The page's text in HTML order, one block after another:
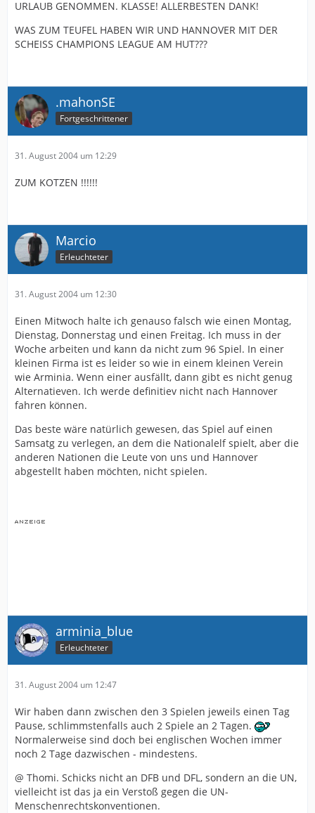
URLAUB GENOMMEN. KLASSE! ALLERBESTEN DANK!
WAS ZUM TEUFEL HABEN WIR UND HANNOVER MIT DER
SCHEISS CHAMPIONS LEAGUE AM HUT???
.mahonSE
Fortgeschrittener
31. August 2004 um 12:29
ZUM KOTZEN !!!!!!
Marcio
Erleuchteter
31. August 2004 um 12:30
Einen Mitwoch halte ich genauso falsch wie einen Montag,
Dienstag, Donnerstag und einen Freitag. Ich muss in der
Woche arbeiten und kann da nicht zum 96 Spiel. In einer
kleinen Firma ist es leider so wie in einem kleinen Verein
wie Arminia. Wenn einer ausfällt, dann gibt es nicht genug
Alternatieven. Ich werde definitiev nicht nach Hannover
fahren können.
Das beste wäre natürlich gewesen, das Spiel auf einen
Samsatg zu verlegen, an dem die Nationalelf spielt, aber die
anderen Nationen die Leute von uns und Hannover
abgestellt haben möchten, nicht spielen.
arminia_blue
Erleuchteter
31. August 2004 um 12:47
Wir haben dann zwischen den 3 Spielen jeweils einen Tag
Pause, schlimmstenfalls auch 2 Spiele an 2 Tagen.
Normalerweise sind doch bei englischen Wochen immer
noch 2 Tage dazwischen - mindestens.
@ Thomi. Schicks nicht an DFB und DFL, sondern an die UN,
vielleicht ist das ja ein Verstoß gegen die UN-
Menschenrechtskonventionen.